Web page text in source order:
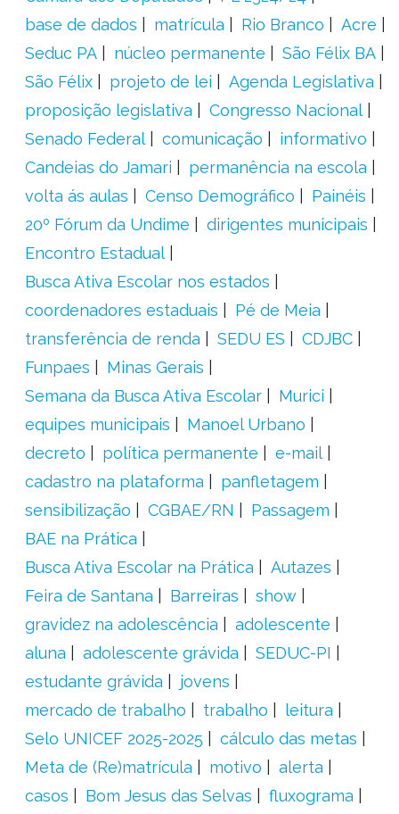
base de dados
matrícula Rio Branco
Acre
Seduc PA
núcleo permanente
São Félix BA
São Félix
projeto de lei
Agenda Legislativa
proposição legislativa
Congresso Nacional
Senado Federal
comunicação
informativo
Candeias do Jamari
permanência na escola
volta ás aulas
Censo Demográfico
Painéis
20º Fórum da Undime
dirigentes municipais
Encontro Estadual
Busca Ativa Escolar nos estados
coordenadores estaduais
Pé de Meia
transferência de renda
SEDU ES
CDJBC
Funpaes
Minas Gerais
Semana da Busca Ativa Escolar
Murici
equipes municipais
Manoel Urbano
decreto
política permanente
e-mail
cadastro na plataforma
panfletagem
sensibilização
CGBAE/RN
Passagem
BAE na Prática
Busca Ativa Escolar na Prática
Autazes
Feira de Santana
Barreiras
show
gravidez na adolescência
adolescente
aluna
adolescente grávida
SEDUC-PI
estudante grávida
jovens
mercado de trabalho
trabalho
leitura
Selo UNICEF 2025-2025
cálculo das metas
Meta de (Re)matrícula
motivo
alerta
casos
Bom Jesus das Selvas
fluxograma